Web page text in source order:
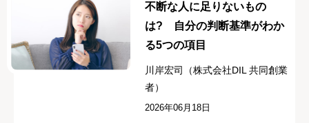
不断な人に足りないもの
は? 自分の判断基準がわか
る5つの項目
川岸宏司（株式会社DIL 共同創業
者）
2026年06月18日